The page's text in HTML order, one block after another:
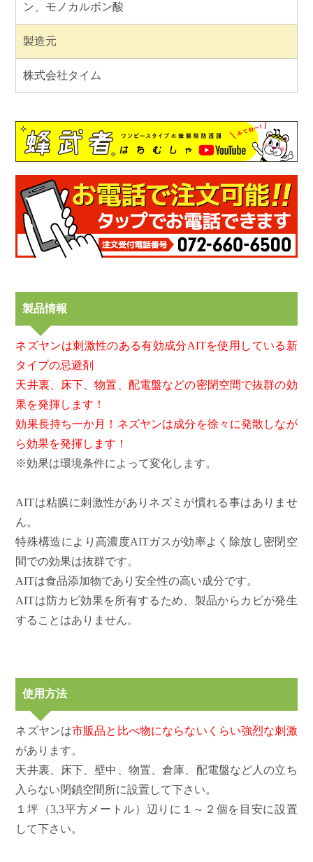
ン、モノカルボン酸
製造元
株式会社タイム
製品情報
ネズヤンは刺激性のある有効成分AITを使用している新
タイプの忌避剤
天井裏、床下、物置、配電盤などの密閉空間で抜群の効
果を発揮します！
効果長持ち一か月！ネズヤンは成分を徐々に発散しなが
ら効果を発揮します！
※効果は環境条件によって変化します。
AITは粘膜に刺激性がありネズミが慣れる事はありませ
ん。
特殊構造により高濃度AITガスが効率よく除放し密閉空
間での効果は抜群です。
AITは食品添加物であり安全性の高い成分です。
AITは防カビ効果を所有するため、製品からカビが発生
することはありません。
使用方法
ネズヤンは市販品と比べ物にならないくらい強烈な刺激
があります。
天井裏、床下、壁中、物置、倉庫、配電盤など人の立ち
入らない閉鎖空間所に設置して下さい。
１坪（3,3平方メートル）辺りに１～２個を目安に設置
して下さい。